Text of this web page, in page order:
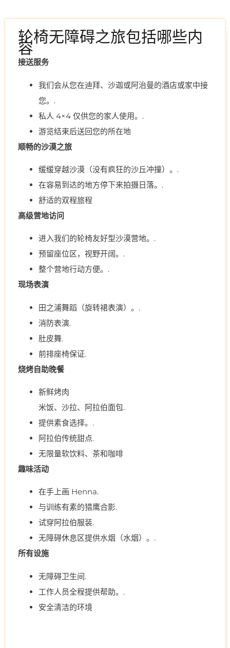
轮椅无障碍之旅包括哪些内
容
接送服务
我们会从您在迪拜、沙迦或阿治曼的酒店或家中接
您。.
私人 4×4 仅供您的家人使用。.
游览结束后送回您的所在地
顺畅的沙漠之旅
缓缓穿越沙漠（没有疯狂的沙丘冲撞）。.
在容易到达的地方停下来拍摄日落。.
舒适的双程旅程
高级营地访问
进入我们的轮椅友好型沙漠营地。.
预留座位区，视野开阔。.
整个营地行动方便。.
现场表演
田之浦舞蹈（旋转裙表演）。.
消防表演.
肚皮舞.
前排座椅保证.
烧烤自助晚餐
新鲜烤肉
米饭、沙拉、阿拉伯面包.
提供素食选择。.
阿拉伯传统甜点.
无限量软饮料、茶和咖啡
趣味活动
在手上画 Henna.
与训练有素的猎鹰合影.
试穿阿拉伯服装.
无障碍休息区提供水烟（水烟）。.
所有设施
无障碍卫生间.
工作人员全程提供帮助。.
安全清洁的环境